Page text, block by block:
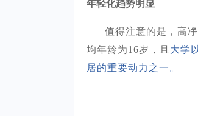
年轻化趋势明显
值得注意的是，高
均年龄为16岁，且 大学
居的重要动力之一。